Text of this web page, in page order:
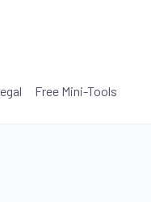
Free Mini-Tools